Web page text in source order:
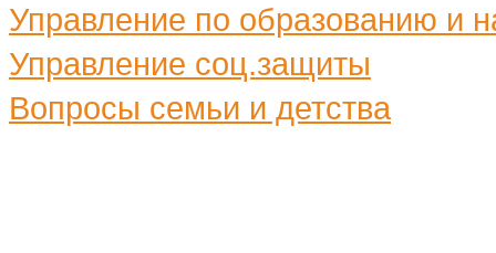
Управление по образованию и
Управление соц.защиты
Вопросы семьи и детства